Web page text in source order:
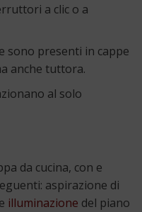
a clic o a
sono presenti in cappe
anche tuttora.
al solo
da cucina, con e
aspirazione di
illuminazione del piano